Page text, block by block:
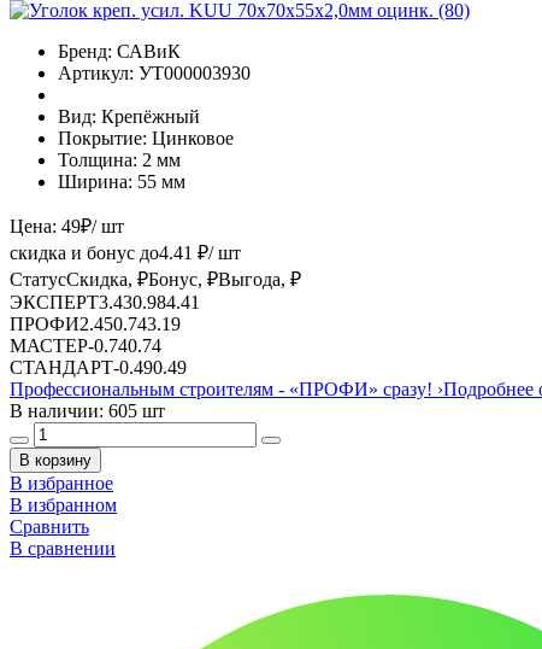
Бренд: САВиК
Артикул: УТ000003930
Вид: Крепёжный
Покрытие: Цинковое
Толщина: 2 мм
Ширина: 55 мм
Цена: 49₽/ шт
скидка и бонус до4.41 ₽/ шт
СтатусСкидка, ₽Бонус, ₽Выгода, ₽
ЭКСПЕРТ3.430.984.41
ПРОФИ2.450.743.19
МАСТЕР-0.740.74
СТАНДАРТ-0.490.49
Профессиональным строителям - «ПРОФИ» сразу! ›Подробнее
В наличии: 605 шт
В корзину
В избранное
В избранном
Сравнить
В сравнении